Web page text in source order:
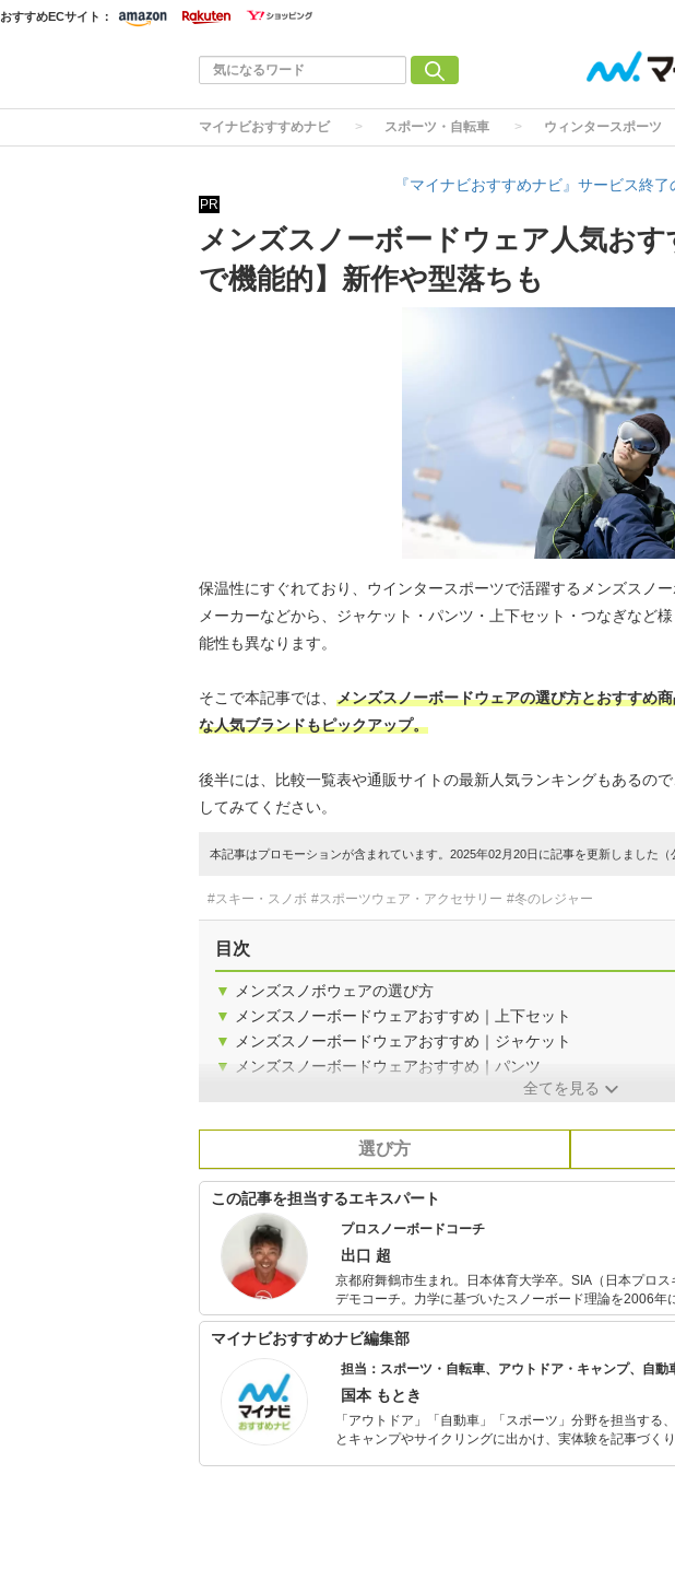
おすすめECサイト：
マイナビおすすめナビ スポーツ・自転車 ウィンタースポーツ
『マイナビおすすめナビ』サービス終
PR
メンズスノーボードウェア人気お
で機能的】新作や型落ちも
保温性にすぐれており、ウインタースポーツで活躍するメンズスノ
メーカーなどから、ジャケット・パンツ・上下セット・つなぎなど
能性も異なります。
そこで本記事では、 メンズスノーボードウェアの選び方とおすすめ
な人気ブランドもピックアップ。
後半には、比較一覧表や通販サイトの最新人気ランキングもあるの
してみてください。
本記事はプロモーションが含まれています。2025年02月20日に記事を更新しました（
#スキー・スノボ #スポーツウェア・アクセサリー #冬のレジャー
目次
▼
メンズスノボウェアの選び方
▼
メンズスノーボードウェアおすすめ｜上下セット
▼
メンズスノーボードウェアおすすめ｜ジャケット
▼
メンズスノーボードウェアおすすめ｜パンツ
全てを見る
選び方
この記事を担当するエキスパート
プロスノーボードコーチ
出口 超
京都府舞鶴市生まれ。日本体育大学卒。SIA（日本プロ
デモコーチ。力学に基づいたスノーボード理論を2006年に構築。 著書に「もっとカッコ
ーボード」(メイツ出版)、「はじめてでも絶対うまくな
よるe-book「もっと優雅にカッコ良く滑るスノーボード」（Kindle）
スノーリゾート（新潟県）で自身のレッスンプログラム
ーバダイビングとSUPのガイドをしている。
マイナビおすすめナビ編集部
担当：スポーツ・自転車、アウトドア・キャンプ、自動
国本 もとき
「アウトドア」「自動車」「スポーツ」分野を担当する
とキャンプやサイクリングに出かけ、実体験を記事づく